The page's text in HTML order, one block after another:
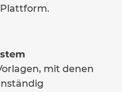
mit denen